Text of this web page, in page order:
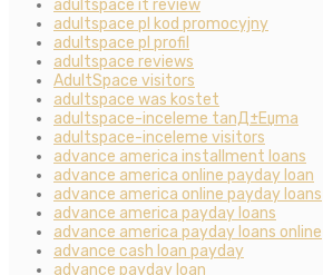
adultspace it review
adultspace pl kod promocyjny
adultspace pl profil
adultspace reviews
AdultSpace visitors
adultspace was kostet
adultspace-inceleme tanД±Еџma
adultspace-inceleme visitors
advance america installment loans
advance america online payday loan
advance america online payday loans
advance america payday loans
advance america payday loans online
advance cash loan payday
advance payday loan